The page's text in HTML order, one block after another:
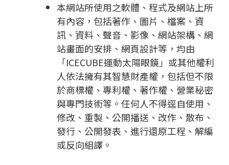
本網站所使用之軟體、程式及網站上所
有內容，包括著作、圖片、檔案、資
訊、資料、聲音、影像、網站架構、網
站畫面的安排、網頁設計等，均由
「ICECUBE運動太陽眼鏡」或其他權利
人依法擁有其智慧財產權，包括但不限
於商標權、專利權、著作權、營業秘密
與專門技術等。任何人不得逕自使用、
修改、重製、公開播送、改作、散布、
發行、公開發表、進行還原工程、解編
或反向組譯。